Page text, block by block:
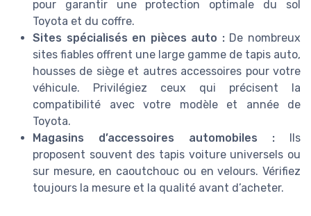
pour garantir une protection optimale du sol
Toyota et du coffre.
Sites spécialisés en pièces auto :De nombreux
sites fiables offrent une large gamme de tapis auto,
housses de siège et autres accessoires pour votre
véhicule. Privilégiez ceux qui précisent la
compatibilité avec votre modèle et année de
Toyota.
Magasins d’accessoires automobiles : Ils
proposent souvent des tapis voiture universels ou
sur mesure, en caoutchouc ou en velours. Vérifiez
toujours la mesure et la qualité avant d’acheter.